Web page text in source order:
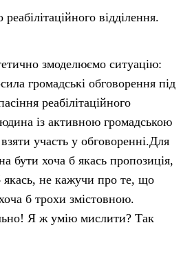
відділення.
змоделюємо ситуацію:
громадські обговорення під
реабілітаційного
із активною громадською
участь у обговоренні.Для
бути хоча б якась пропозиція,
не кажучи про те, що
б трохи змістовною.
Я ж умію мислити? Так